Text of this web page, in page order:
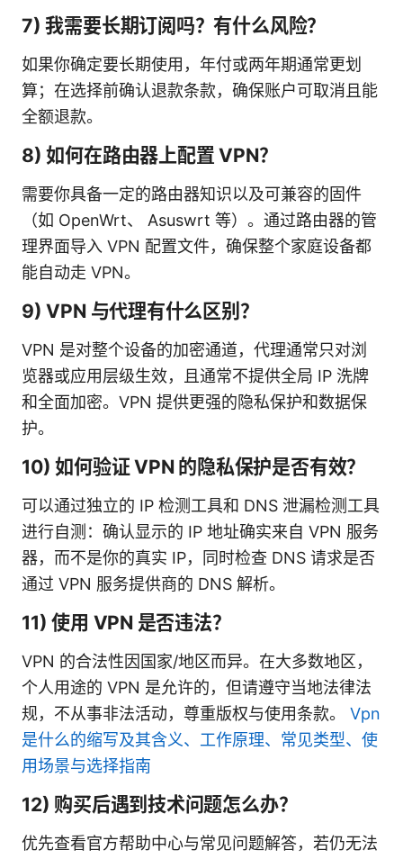
7) 我需要长期订阅吗？有什么风险？
如果你确定要长期使用，年付或两年期通常更划
算；在选择前确认退款条款，确保账户可取消且能
全额退款。
8) 如何在路由器上配置 VPN？
需要你具备一定的路由器知识以及可兼容的固件
（如 OpenWrt、 Asuswrt 等）。通过路由器的管
理界面导入 VPN 配置文件，确保整个家庭设备都
能自动走 VPN。
9) VPN 与代理有什么区别？
VPN 是对整个设备的加密通道，代理通常只对浏
览器或应用层级生效，且通常不提供全局 IP 洗牌
和全面加密。VPN 提供更强的隐私保护和数据保
护。
10) 如何验证 VPN 的隐私保护是否有效？
可以通过独立的 IP 检测工具和 DNS 泄漏检测工具
进行自测：确认显示的 IP 地址确实来自 VPN 服务
器，而不是你的真实 IP，同时检查 DNS 请求是否
通过 VPN 服务提供商的 DNS 解析。
11) 使用 VPN 是否违法？
VPN 的合法性因国家/地区而异。在大多数地区，
个人用途的 VPN 是允许的，但请遵守当地法律法
规，不从事非法活动，尊重版权与使用条款。 Vpn
是什么的缩写及其含义、工作原理、常见类型、使
用场景与选择指南
12) 购买后遇到技术问题怎么办？
优先查看官方帮助中心与常见问题解答，若仍无法